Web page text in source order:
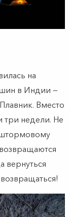
на
в Индии —
Вместо
три недели. Не
вернуться